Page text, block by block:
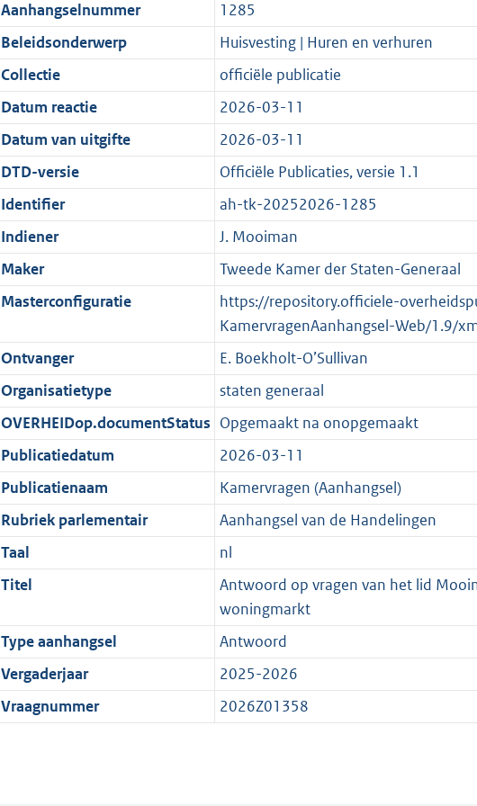
i
e
i
n
f
o
r
m
a
a
t
5
5
K
b
t
i
e
i
n
f
o
r
m
a
a
t
:
1
0
K
b
a
t
i
e
i
n
f
o
r
m
a
a
e
:
2
0
K
b
c
a
t
i
e
i
n
f
o
r
m
a
t
t
e
:
2
6
K
b
r
t
K
g
t
2
Aanhangselnummer
1285
Beleidsonderwerp
Huisvesting | Huren en verhuren
Collectie
officiële publicatie
Datum reactie
2026-03-11
Datum van uitgifte
2026-03-11
DTD-versie
Officiële Publicaties, versie 1.1
Identifier
ah-tk-20252026-1285
Indiener
J. Mooiman
Maker
Tweede Kamer der Staten-Generaal
Masterconfiguratie
https://repository.officiele-
KamervragenAanhangsel-Web/1.9/
Ontvanger
E. Boekholt-O’Sullivan
Organisatietype
staten generaal
OVERHEIDop.documentStatus Opgemaakt na onopgemaakt
Publicatiedatum
2026-03-11
Publicatienaam
Kamervragen (Aanhangsel)
Rubriek parlementair
Aanhangsel van de Handelingen
Taal
nl
Titel
Antwoord op vragen van het lid
woningmarkt
Type aanhangsel
Antwoord
Vergaderjaar
2025-2026
Vraagnummer
2026Z01358